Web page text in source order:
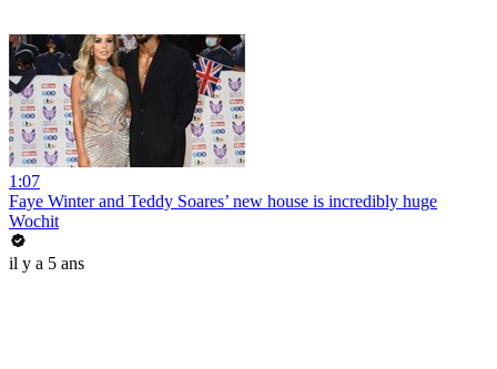
1:07
Faye Winter and Teddy Soares’ new house is incredibly huge
Wochit
il y a 5 ans